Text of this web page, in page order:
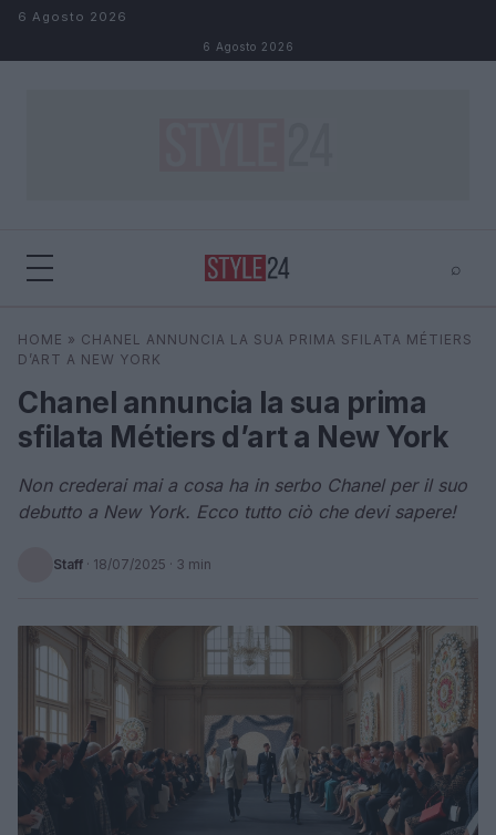
Salta al contenuto
6 Agosto 2026
6 Agosto 2026
⌕
Cerca ⌕ ×
HOME » CHANEL ANNUNCIA LA SUA PRIMA SFILATA MÉTIERS
D’ART A NEW YORK
Chanel annuncia la sua prima
sfilata Métiers d’art a New York
Non crederai mai a cosa ha in serbo Chanel per il suo
debutto a New York. Ecco tutto ciò che devi sapere!
Staff · 18/07/2025 · 3 min